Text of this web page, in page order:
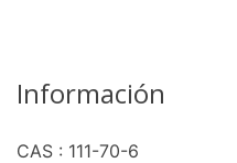
Información
CAS : 111-70-6